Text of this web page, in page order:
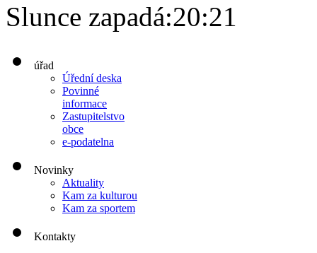
Slunce zapadá:20:21
úřad
Úřední deska
Povinné
informace
Zastupitelstvo
obce
e-podatelna
Novinky
Aktuality
Kam za kulturou
Kam za sportem
Kontakty